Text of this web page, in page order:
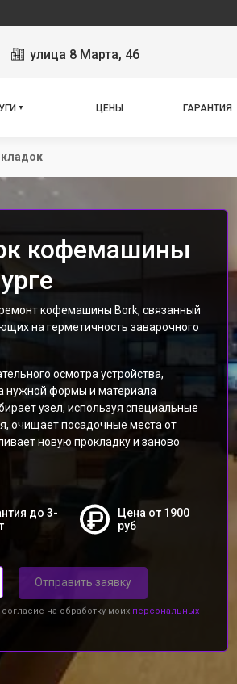
улица 8 Марта, 46
ЦЕНЫ ГАРАНТИЯ
кофемашины
кофемашины Bork, связанный
на герметичность заварочного
осмотра устройства,
нужной формы и материала
узел, используя специальные
очищает посадочные места от
новую прокладку и заново
до 3-
Цена от 1900
руб
Отправить заявку
на обработку моих персональных